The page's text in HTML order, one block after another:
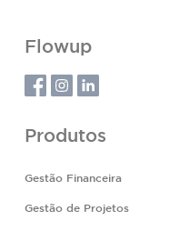
Flowup
Produtos
Gestão Financeira
Gestão de Projetos